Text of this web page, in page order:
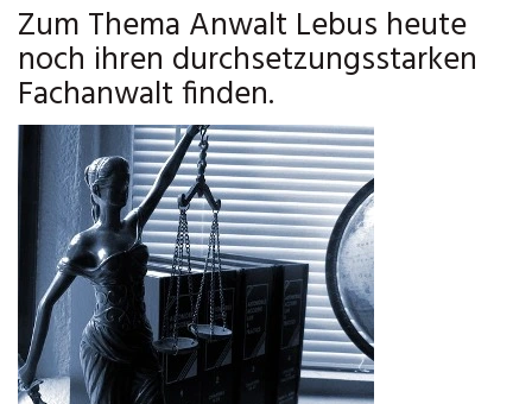
Zum Thema Anwalt Lebus heute
noch ihren durchsetzungsstarken
Fachanwalt finden.